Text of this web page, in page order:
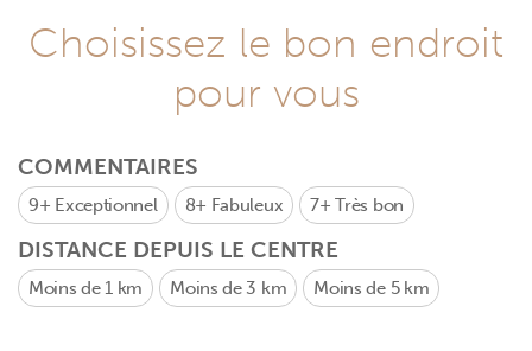
Choisissez le bon endroit
pour vous
COMMENTAIRES
9+ Exceptionnel 8+ Fabuleux 7+Très bon
DISTANCE DEPUIS LE CENTRE
Moins de 1 km Moins de 3 km Moins de 5 km